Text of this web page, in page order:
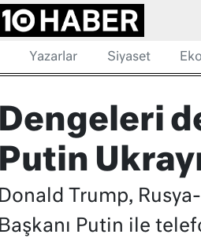
Yazarlar Siyaset
Dengeleri
Putin
Donald Trump,
Başkanı Putin ile